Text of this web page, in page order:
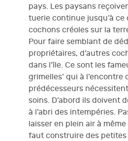
pays. Les paysans
tuerie continue jusqu’à ce
cochons créoles sur la
Pour faire semblant de
propriétaires, d’autres
dans l’île. Ce sont les
grimelles’ qui à l’encontre
prédécesseurs
soins. D’abord ils doivent
à l’abri des intempéries.
laisser en plein air à
faut construire des petites